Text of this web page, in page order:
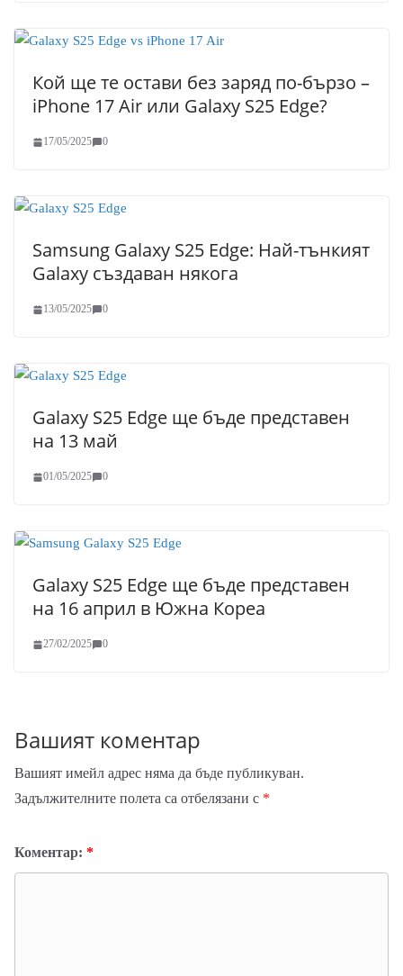
Кой ще те остави без заряд по-бързо –
iPhone 17 Air или Galaxy S25 Edge?
17/05/2025 0
Samsung Galaxy S25 Edge: Най-тънкият
Galaxy създаван някога
13/05/2025 0
Galaxy S25 Edge ще бъде представен
на 13 май
01/05/2025 0
Galaxy S25 Edge ще бъде представен
на 16 април в Южна Кореа
27/02/2025 0
Вашият коментар
Вашият имейл адрес няма да бъде публикуван.
Задължителните полета са отбелязани с *
Коментар: *